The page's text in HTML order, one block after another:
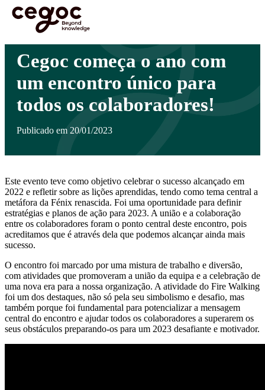
Skip to main content
Está aqui:Home >Notícias
colaboradores!
Cegoc começa o ano com
um encontro único para
todos os colaboradores!
Publicado em 20/01/2023
Este evento teve como objetivo celebrar o sucesso alcançado em
2022 e refletir sobre as lições aprendidas, tendo como tema central a
metáfora da Fénix renascida. Foi uma oportunidade para definir
estratégias e planos de ação para 2023. A união e a colaboração
entre os colaboradores foram o ponto central deste encontro, pois
acreditamos que é através dela que podemos alcançar ainda mais
sucesso.
O encontro foi marcado por uma mistura de trabalho e diversão,
com atividades que promoveram a união da equipa e a celebração de
uma nova era para a nossa organização. A atividade do Fire Walking
foi um dos destaques, não só pela seu simbolismo e desafio, mas
também porque foi fundamental para potencializar a mensagem
central do encontro e ajudar todos os colaboradores a superarem os
seus obstáculos preparando-os para um 2023 desafiante e motivador.